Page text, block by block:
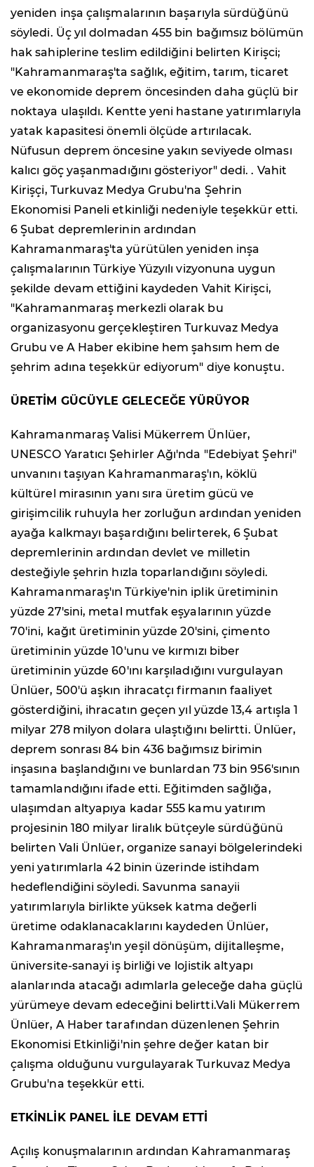
yeniden inşa çalışmalarının başarıyla sürdüğünü
söyledi. Üç yıl dolmadan 455 bin bağımsız bölümün
hak sahiplerine teslim edildiğini belirten Kirişci;
"Kahramanmaraş'ta sağlık, eğitim, tarım, ticaret
ve ekonomide deprem öncesinden daha güçlü bir
noktaya ulaşıldı. Kentte yeni hastane yatırımlarıyla
yatak kapasitesi önemli ölçüde artırılacak.
Nüfusun deprem öncesine yakın seviyede olması
kalıcı göç yaşanmadığını gösteriyor" dedi. . Vahit
Kirişçi, Turkuvaz Medya Grubu'na Şehrin
Ekonomisi Paneli etkinliği nedeniyle teşekkür etti.
6 Şubat depremlerinin ardından
Kahramanmaraş'ta yürütülen yeniden inşa
çalışmalarının Türkiye Yüzyılı vizyonuna uygun
şekilde devam ettiğini kaydeden Vahit Kirişci,
"Kahramanmaraş merkezli olarak bu
organizasyonu gerçekleştiren Turkuvaz Medya
Grubu ve A Haber ekibine hem şahsım hem de
şehrim adına teşekkür ediyorum" diye konuştu.
ÜRETİM GÜCÜYLE GELECEĞE YÜRÜYOR
Kahramanmaraş Valisi Mükerrem Ünlüer,
UNESCO Yaratıcı Şehirler Ağı'nda "Edebiyat Şehri"
unvanını taşıyan Kahramanmaraş'ın, köklü
kültürel mirasının yanı sıra üretim gücü ve
girişimcilik ruhuyla her zorluğun ardından yeniden
ayağa kalkmayı başardığını belirterek, 6 Şubat
depremlerinin ardından devlet ve milletin
desteğiyle şehrin hızla toparlandığını söyledi.
Kahramanmaraş'ın Türkiye'nin iplik üretiminin
yüzde 27'sini, metal mutfak eşyalarının yüzde
70'ini, kağıt üretiminin yüzde 20'sini, çimento
üretiminin yüzde 10'unu ve kırmızı biber
üretiminin yüzde 60'ını karşıladığını vurgulayan
Ünlüer, 500'ü aşkın ihracatçı firmanın faaliyet
gösterdiğini, ihracatın geçen yıl yüzde 13,4 artışla 1
milyar 278 milyon dolara ulaştığını belirtti. Ünlüer,
deprem sonrası 84 bin 436 bağımsız birimin
inşasına başlandığını ve bunlardan 73 bin 956'sının
tamamlandığını ifade etti. Eğitimden sağlığa,
ulaşımdan altyapıya kadar 555 kamu yatırım
projesinin 180 milyar liralık bütçeyle sürdüğünü
belirten Vali Ünlüer, organize sanayi bölgelerindeki
yeni yatırımlarla 42 binin üzerinde istihdam
hedeflendiğini söyledi. Savunma sanayii
yatırımlarıyla birlikte yüksek katma değerli
üretime odaklanacaklarını kaydeden Ünlüer,
Kahramanmaraş'ın yeşil dönüşüm, dijitalleşme,
üniversite-sanayi iş birliği ve lojistik altyapı
alanlarında atacağı adımlarla geleceğe daha güçlü
yürümeye devam edeceğini belirtti.Vali Mükerrem
Ünlüer, A Haber tarafından düzenlenen Şehrin
Ekonomisi Etkinliği'nin şehre değer katan bir
çalışma olduğunu vurgulayarak Turkuvaz Medya
Grubu'na teşekkür etti.
ETKİNLİK PANEL İLE DEVAM ETTİ
Açılış konuşmalarının ardından Kahramanmaraş